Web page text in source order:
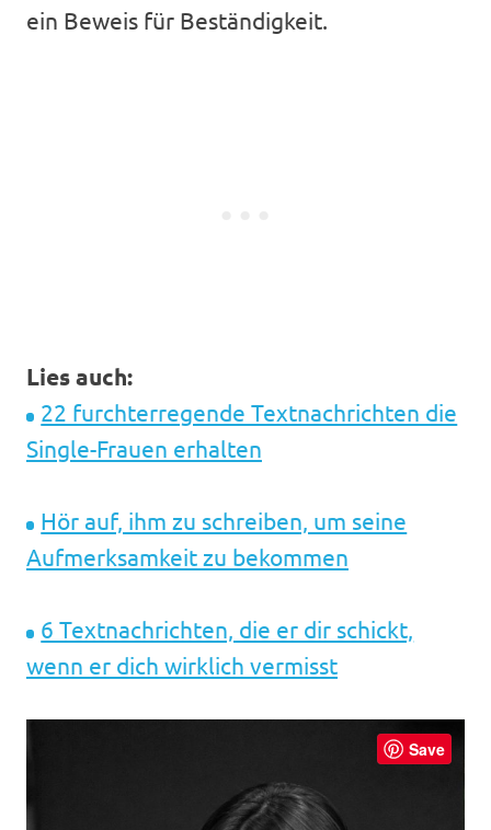
ein Beweis für Beständigkeit.
Lies auch:
22 furchterregende Textnachrichten die
Single-Frauen erhalten
Hör auf, ihm zu schreiben, um seine
Aufmerksamkeit zu bekommen
6 Textnachrichten, die er dir schickt,
wenn er dich wirklich vermisst
Save